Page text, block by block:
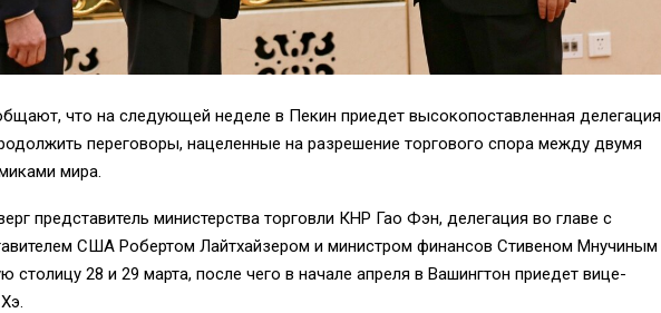
что на следующей неделе в Пекин приедет высокопоставленная делегация
переговоры, нацеленные на разрешение торгового спора между двумя
мира.
представитель министерства торговли КНР Гао Фэн, делегация во главе с
США Робертом Лайтхайзером и министром финансов Стивеном Мнучиным
столицу 28 и 29 марта, после чего в начале апреля в Вашингтон приедет вице-